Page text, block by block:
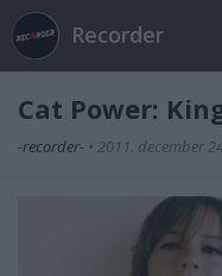
Recorder
Cat Power:
-recorder- • 2011. december